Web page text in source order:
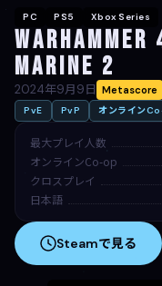
PC PS5 Xbox Series
Warhammer
Marine 2
2024年9月9日 Metascore
PvE
PvP オンライン
最大プレイ人数
オンラインCo-op
クロスプレイ
日本語
Steamで見る